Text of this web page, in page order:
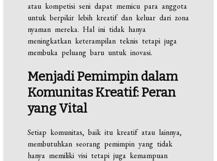
atau kompetisi seni dapat memicu para anggota
untuk berpikir lebih kreatif dan keluar dari zona
nyaman mereka. Hal ini tidak hanya
meningkatkan keterampilan teknis tetapi juga
membuka peluang baru untuk inovasi.
Menjadi Pemimpin dalam
Komunitas Kreatif: Peran
yang Vital
Setiap komunitas, baik itu kreatif atau lainnya,
membutuhkan seorang pemimpin yang tidak
hanya memiliki visi tetapi juga kemampuan